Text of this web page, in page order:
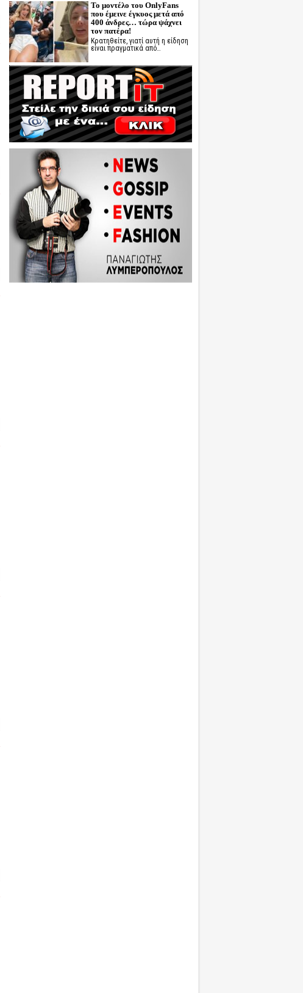
Το μοντέλο του OnlyFans
που έμεινε έγκυος μετά από
400 άνδρες… τώρα ψάχνει
τον πατέρα!
Κρατηθείτε, γιατί αυτή η είδηση
είναι πραγματικά από…